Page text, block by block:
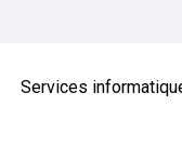
Services